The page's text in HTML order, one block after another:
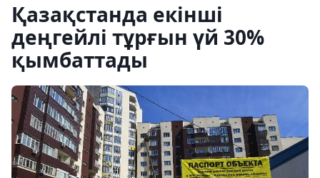
Қазақстанда екінші
деңгейлі тұрғын үй 30%
қымбаттады